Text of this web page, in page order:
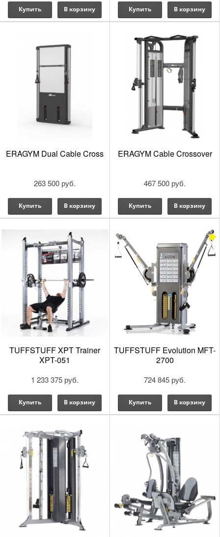
Купить В корзину Купить В корзину
ERAGYM Dual Cable Cross
263 500 руб.
Купить В корзину
ERAGYM Cable Crossover
467 500 руб.
Купить В корзину
TUFFSTUFF XPT Trainer
XPT-051
1 233 375 руб.
Купить В корзину
TUFFSTUFF Evolution MFT-
2700
724 845 руб.
Купить В корзину